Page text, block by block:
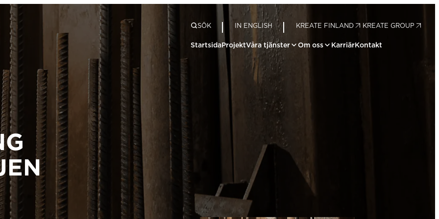
SÖK IN ENGLISH KREATE FINLAND KREATE GROUP
StartsidaProjektVåra tjänster Om oss KarriärKontakt